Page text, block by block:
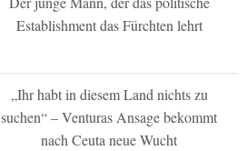
Establishment das Fürchten lehrt
„Ihr habt in diesem Land nichts zu
suchen“ – Venturas Ansage bekommt
nach Ceuta neue Wucht